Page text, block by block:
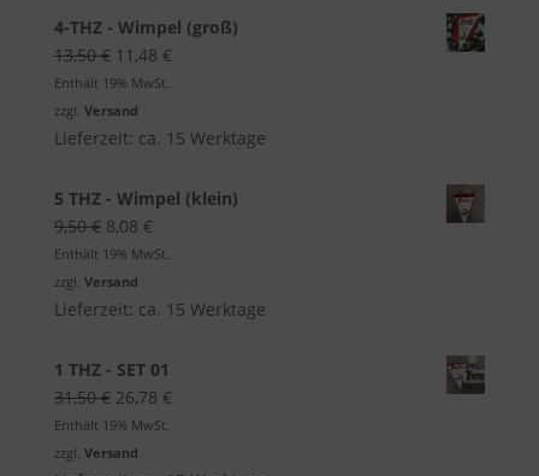
4-THZ - Wimpel (groß)
13,50€ Ursprünglicher
Preis
war:
13,50 €
11,48 €Aktueller
11,48 €.
Enthält 19% MwSt.
zzgl. Versand
Lieferzeit: ca. 15 Werktage
5 THZ - Wimpel (klein)
9,50€ Ursprünglicher
Preis
war:
9,50 €
8,08 €Aktueller
Preis
8,08 €.
Enthält 19% MwSt.
zzgl. Versand
Lieferzeit: ca. 15 Werktage
1 THZ - SET 01
31,50€ Ursprünglicher
Preis
war:
26,78 €Aktueller
Enthält 19% MwSt.
zzgl. Versand